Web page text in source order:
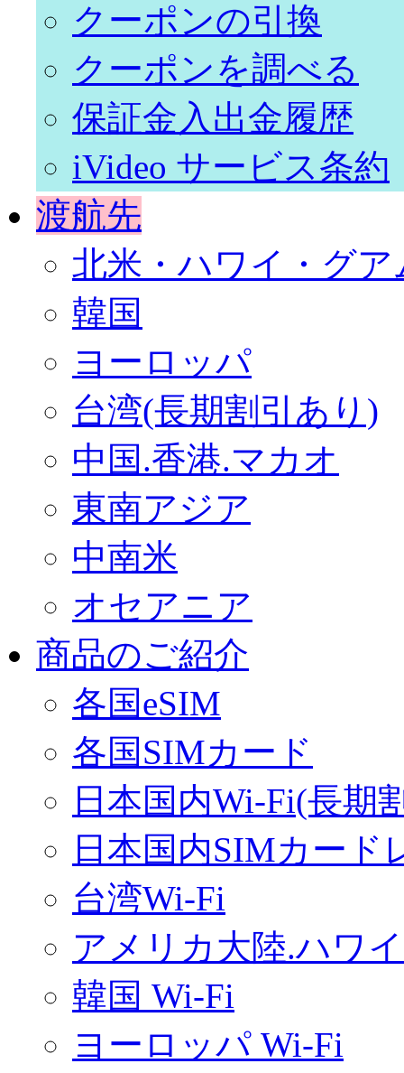
クーポンの引換
クーポンを調べる
保証金入出金履歴
iVideo サービス条約
渡航先
北米・ハワイ・グア
韓国
ヨーロッパ
台湾(長期割引あり)
中国.香港.マカオ
東南アジア
中南米
オセアニア
商品のご紹介
各国eSIM
各国SIMカード
日本国内Wi-Fi(長期
日本国内SIMカード
台湾Wi-Fi
アメリカ大陸.ハワ
韓国 Wi-Fi
ヨーロッパ Wi-Fi